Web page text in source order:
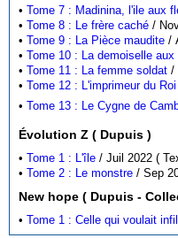
•Tome 7 : Madinina, l'ile aux
•Tome 8 : Le frère caché
•Tome 9 : La Pièce maudite
•Tome 10 : La demoiselle aux
•Tome 11 : La femme soldat
•Tome 12 : L'imprimeur du Roi
•Tome 13 : Le Cygne de
Évolution Z ( Dupuis )
•Tome 1 : L'île
/ Juil
•Tome 2 : Le monstre
New hope
•Tome 1 : Celle qui voulait